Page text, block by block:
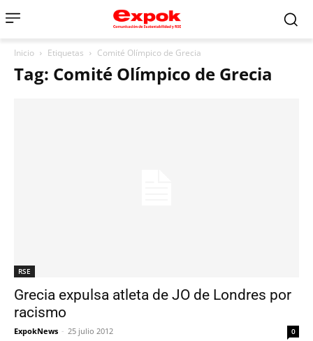
Inicio Etiquetas Comité Olímpico de Grecia
Tag: Comité Olímpico de Grecia
RSE
Grecia expulsa atleta de JO de Londres por
racismo
ExpokNews - 25 julio 2012 0